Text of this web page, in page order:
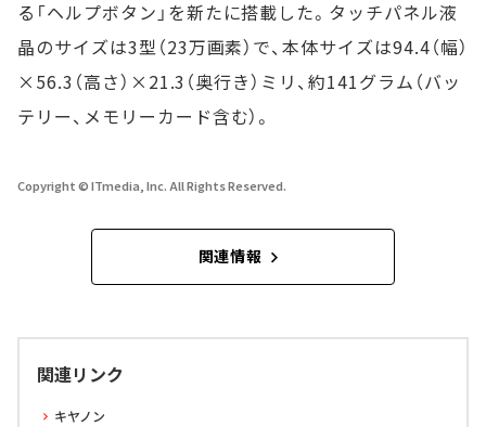
る「ヘルプボタン」を新たに搭載した。タッチパネル液
晶のサイズは3型（23万画素）で、本体サイズは94.4（幅）
×56.3（高さ）×21.3（奥行き）ミリ、約141グラム（バッ
テリー、メモリーカード含む）。
Copyright © ITmedia, Inc. All Rights Reserved.
関連情報
関連リンク
キヤノン